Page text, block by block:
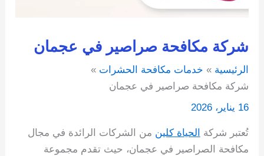
شركة مكافحة صراصير في عجمان
الرئيسية
خدمات مكافحة الحشرات
شركة مكافحة صراصير في عجمان
16 يناير، 2026
تُعتبر شركة الحياة كلين من الشركات الرائدة في مجال
مكافحة الصراصير في عجمان، حيث تقدم مجموعة